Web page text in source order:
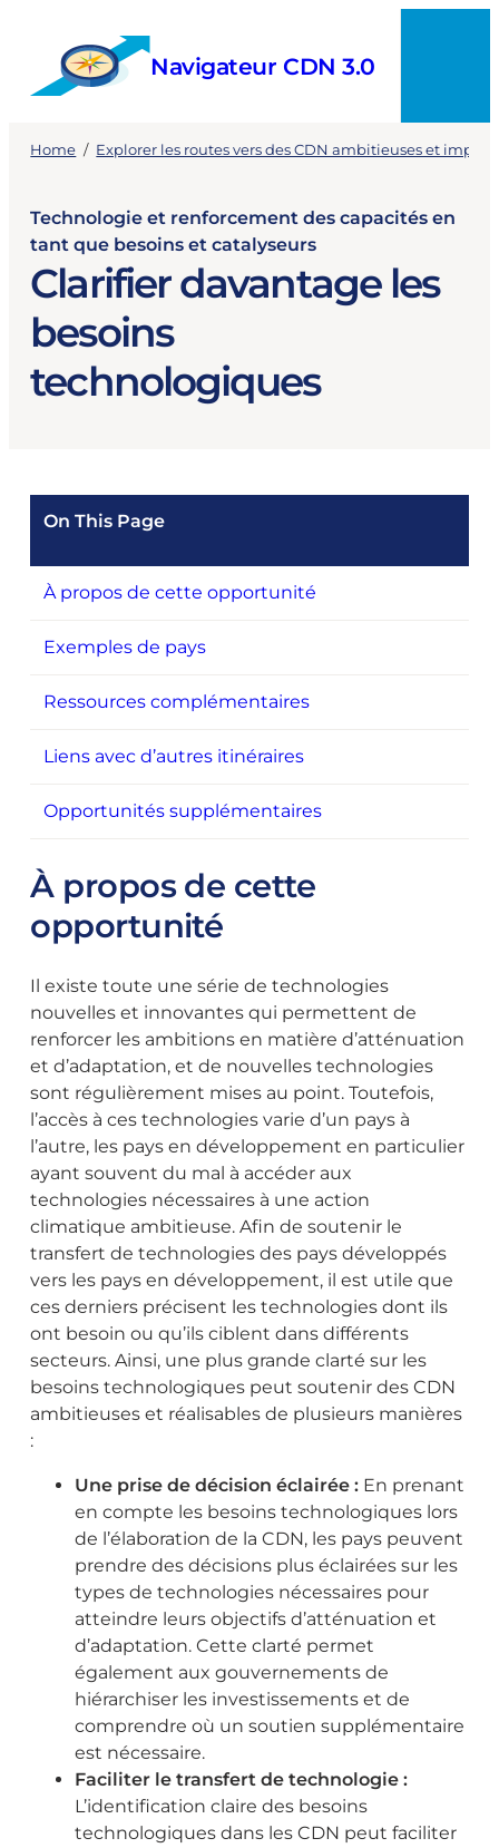
content
Navigateur CDN 3.0
Home / Explorer les routes vers des CDN ambitieuses et
Technologie et renforcement des capacités en
tant que besoins et catalyseurs
Clarifier davantage les
besoins
technologiques
On This Page
À propos de cette opportunité
Exemples de pays
Ressources complémentaires
Liens avec d’autres itinéraires
Opportunités supplémentaires
À propos de cette
opportunité
Il existe toute une série de technologies
nouvelles et innovantes qui permettent de
renforcer les ambitions en matière d’atténuation
et d’adaptation, et de nouvelles technologies
sont régulièrement mises au point. Toutefois,
l’accès à ces technologies varie d’un pays à
l’autre, les pays en développement en particulier
ayant souvent du mal à accéder aux
technologies nécessaires à une action
climatique ambitieuse. Afin de soutenir le
transfert de technologies des pays développés
vers les pays en développement, il est utile que
ces derniers précisent les technologies dont ils
ont besoin ou qu’ils ciblent dans différents
secteurs. Ainsi, une plus grande clarté sur les
besoins technologiques peut soutenir des CDN
ambitieuses et réalisables de plusieurs manières
:
Une prise de décision éclairée : En prenant
en compte les besoins technologiques lors
de l’élaboration de la CDN, les pays peuvent
prendre des décisions plus éclairées sur les
types de technologies nécessaires pour
atteindre leurs objectifs d’atténuation et
d’adaptation. Cette clarté permet
également aux gouvernements de
hiérarchiser les investissements et de
comprendre où un soutien supplémentaire
est nécessaire.
Faciliter le transfert de technologie :
L’identification claire des besoins
technologiques dans les CDN peut faciliter